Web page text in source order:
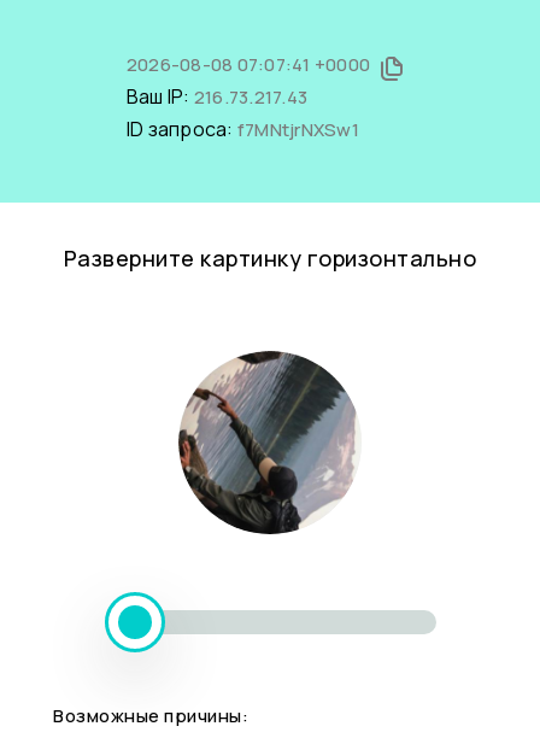
2026-08-08 07:07:41 +0000
Ваш IP: 216.73.217.43
ID запроса: f7MNtjrNXSw1
Разверните картинку горизонтально
Возможные причины: